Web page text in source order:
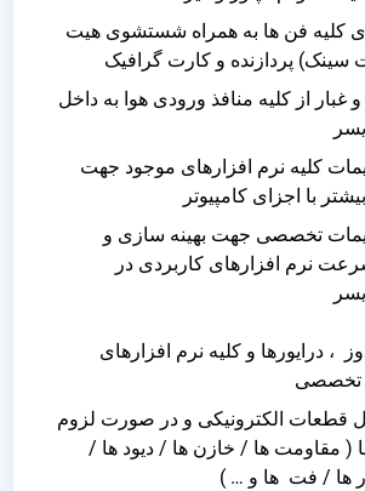
کلیه فن ها به همراه شستشوی هیت
پردازنده و کارت گرافیک
غبار از کلیه منافذ ورودی هوا به داخل
کلیه نرم افزارهای موجود جهت
با اجزای کامپیوتر
تخصصی جهت بهینه سازی و
نرم افزارهای کاربردی در
، درایورها و کلیه نرم افزارهای
تخصصی
قطعات الکترونیکی و در صورت لزوم
( مقاومت ها / خازن ها / دیود ها /
ها / فت ها و … )